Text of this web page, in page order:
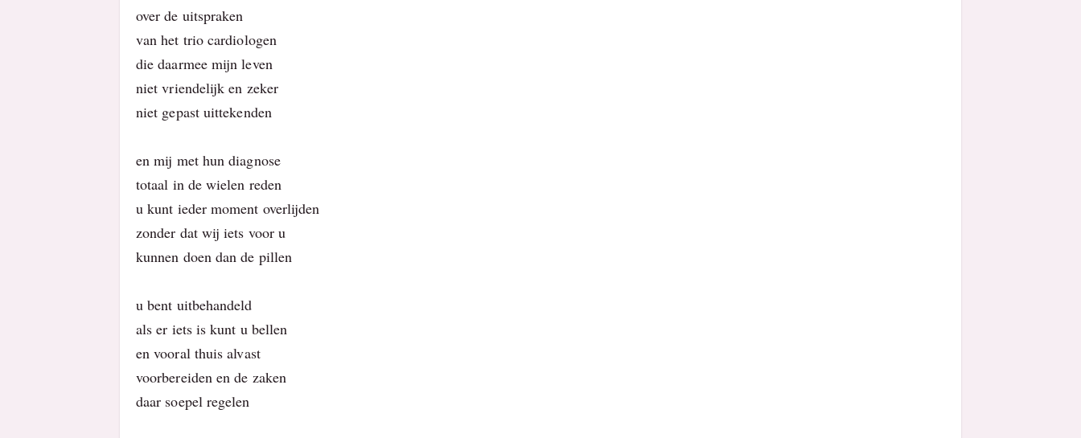
over de uitspraken
van het trio cardiologen
die daarmee mijn leven
niet vriendelijk en zeker
niet gepast uittekenden
en mij met hun diagnose
totaal in de wielen reden
u kunt ieder moment overlijden
zonder dat wij iets voor u
kunnen doen dan de pillen
u bent uitbehandeld
als er iets is kunt u bellen
en vooral thuis alvast
voorbereiden en de zaken
daar soepel regelen